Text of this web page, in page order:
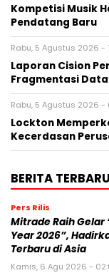
Kompetisi Musik
Pendatang Baru
Rabu, 5 Agustus 2026 -
Laporan Cision
Fragmentasi
Rabu, 5 Agustus 2026 -
Lockton
Kecerdasan
BERITA TERBARU
Pers Rilis
Mitrade Raih Gelar
Year 2026”,
Terbaru di Asia
Kamis, 6 Agu 2026 -